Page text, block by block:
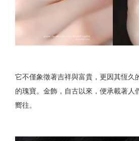
它不僅象徵著吉祥與富貴，更因其恆久
的瑰寶。金飾，自古以來，便承載著人
嚮往。